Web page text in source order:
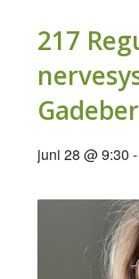
217
juni 28 @ 9:30 -